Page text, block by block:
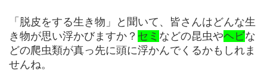
「脱皮をする生き物」と聞いて、皆さんはどんな生
き物が思い浮かびますか？ セミ などの昆虫やヘビな
どの爬虫類が真っ先に頭に浮かんでくるかもしれま
せんね。